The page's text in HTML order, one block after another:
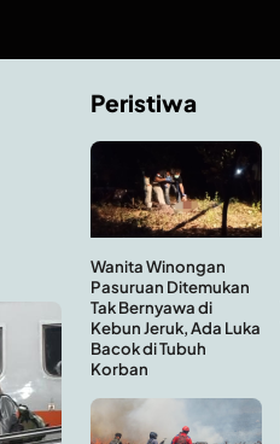
Peristiwa
Wanita Winongan
Pasuruan Ditemukan
Tak Bernyawa di
Kebun Jeruk, Ada Luka
Bacok di Tubuh
Korban